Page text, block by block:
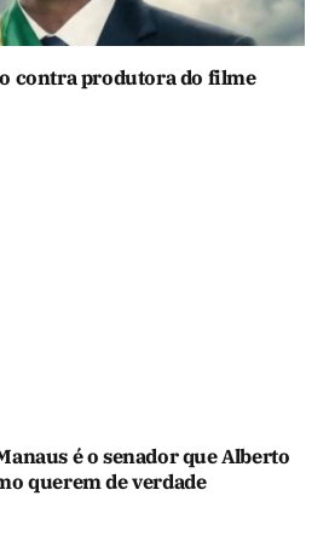
contra produtora do filme
é o senador que Alberto
querem de verdade